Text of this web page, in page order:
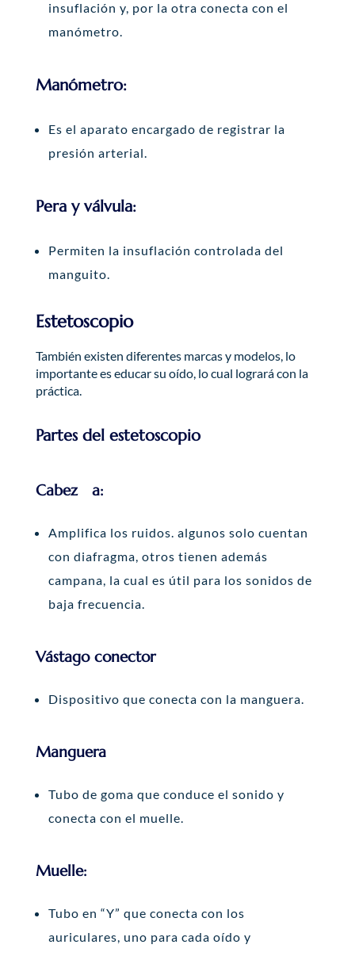
insuflación y, por la otra conecta con el
manómetro.
Manómetro:
Es el aparato encargado de registrar la
presión arterial.
Pera y válvula:
Permiten la insuflación controlada del
manguito.
Estetoscopio
También existen diferentes marcas y modelos, lo
importante es educar su oído, lo cual logrará con la
práctica.
Partes del estetoscopio
Cabez a:
Amplifica los ruidos. algunos solo cuentan
con diafragma, otros tienen además
campana, la cual es útil para los sonidos de
baja frecuencia.
Vástago conector
Dispositivo que conecta con la manguera.
Manguera
Tubo de goma que conduce el sonido y
conecta con el muelle.
Muelle:
Tubo en “Y” que conecta con los
auriculares, uno para cada oído y